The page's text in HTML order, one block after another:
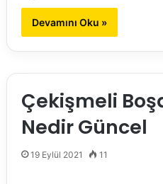
Devamını Oku »
Çekişmeli
Nedir Güncel
19 Eylül 2021 11